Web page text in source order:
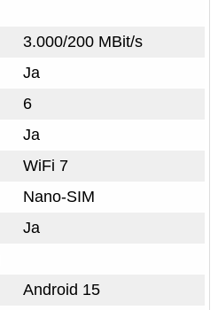
3.000/200 MBit/s
Ja
6
Ja
WiFi 7
Nano-SIM
Ja
Android 15